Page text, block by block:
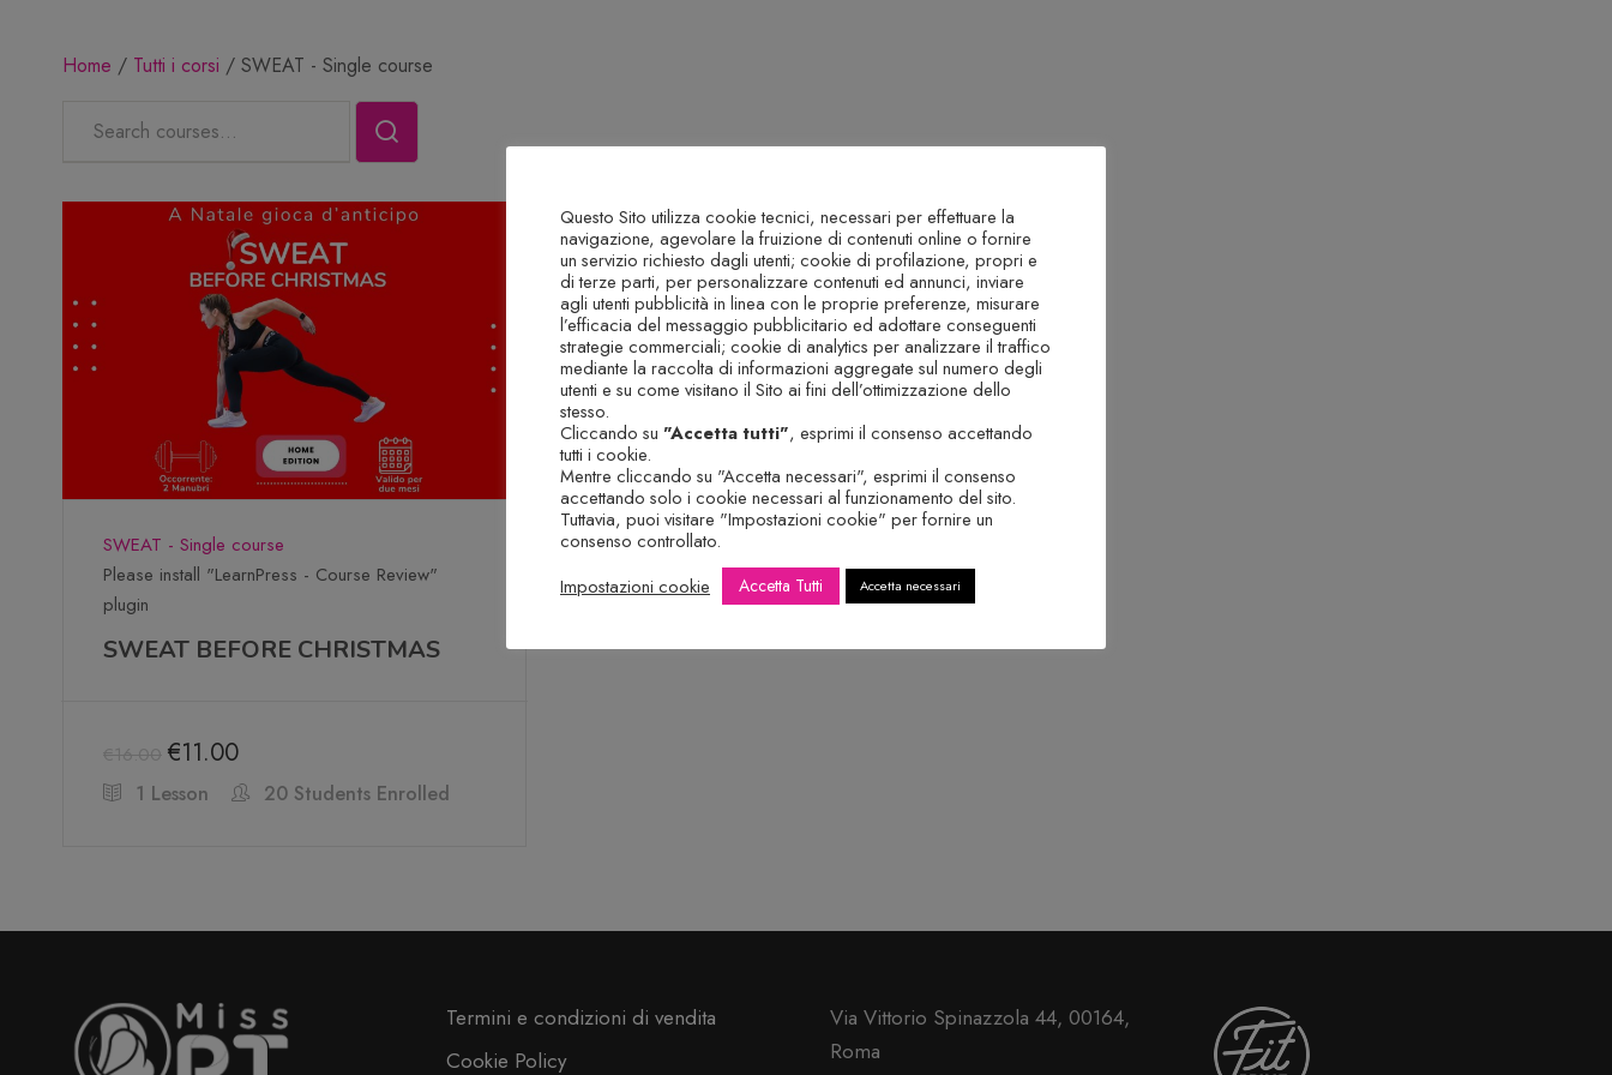
Home Tutti i corsi SWEAT - Single course
SWEAT - Single course
Please install "LearnPress - Course Review"
plugin
SWEAT BEFORE CHRISTMAS
€11.00
1 Lesson 20 Students Enrolled
Termini e condizioni di vendita
Cookie Policy
Via Vittorio Spinazzola 44, 00164,
Roma
Questo Sito utilizza cookie tecnici, necessari per effettuare la
navigazione, agevolare la fruizione di contenuti online o fornire
un servizio richiesto dagli utenti; cookie di profilazione, propri e
di terze parti, per personalizzare contenuti ed annunci, inviare
agli utenti pubblicità in linea con le proprie preferenze, misurare
l’efficacia del messaggio pubblicitario ed adottare conseguenti
strategie commerciali; cookie di analytics per analizzare il traffico
mediante la raccolta di informazioni aggregate sul numero degli
utenti e su come visitano il Sito ai fini dell’ottimizzazione dello
stesso.
Cliccando su "Accetta tutti", esprimi il consenso accettando
tutti i cookie.
Mentre cliccando su "Accetta necessari", esprimi il consenso
accettando solo i cookie necessari al funzionamento del sito.
Tuttavia, puoi visitare "Impostazioni cookie" per fornire un
consenso controllato.
Impostazioni cookie
Accetta Tutti Accetta necessari